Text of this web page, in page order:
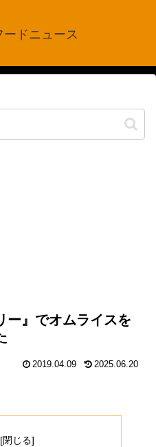
ドニュース
ー』でオムライスを
2019.04.09 2025.06.20